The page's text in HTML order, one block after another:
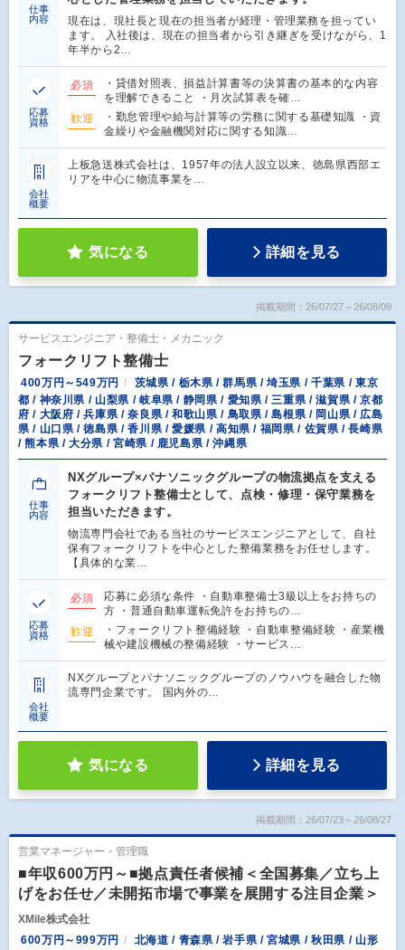
仕事
内容
現在は、現社長と現在の担当者が経理・管理業務を担ってい
ます。 入社後は、現在の担当者から引き継ぎを受けながら、1
年半から2…
応募
資格
必須
・貸借対照表、損益計算書等の決算書の基本的な内容
を理解できること ・月次試算表を確…
歓迎
・勤怠管理や給与計算等の労務に関する基礎知識 ・資
金繰りや金融機関対応に関する知識…
会社
概要
上板急送株式会社は、1957年の法人設立以来、徳島県西部エ
リアを中心に物流事業を…
気になる 詳細を見る
掲載期間：26/07/27～26/08/09
サービスエンジニア・整備士・メカニック
フォークリフト整備士
400万円～549万円
茨城県 / 栃木県 / 群馬県 / 埼玉県 / 千葉県 / 東京
都 / 神奈川県 / 山梨県 / 岐阜県 / 静岡県 / 愛知県 / 三重県 / 滋賀県 / 京都
府 / 大阪府 / 兵庫県 / 奈良県 / 和歌山県 / 鳥取県 / 島根県 / 岡山県 / 広島
県 / 山口県 / 徳島県 / 香川県 / 愛媛県 / 高知県 / 福岡県 / 佐賀県 / 長崎県
/ 熊本県 / 大分県 / 宮崎県 / 鹿児島県 / 沖縄県
仕事
内容
NXグループ×パナソニックグループの物流拠点を支える
フォークリフト整備士として、点検・修理・保守業務を
担当いただきます。
物流専門会社である当社のサービスエンジニアとして、自社
保有フォークリフトを中心とした整備業務をお任せします。
【具体的な業…
応募
資格
必須
応募に必須な条件 ・自動車整備士3級以上をお持ちの
方 ・普通自動車運転免許をお持ちの…
歓迎
・フォークリフト整備経験 ・自動車整備経験 ・産業機
械や建設機械の整備経験 ・サービス…
会社
概要
NXグループとパナソニックグループのノウハウを融合した物
流専門企業です。 国内外の…
気になる 詳細を見る
掲載期間：26/07/23～26/08/27
営業マネージャー・管理職
■年収600万円～■拠点責任者候補＜全国募集／立ち上
げをお任せ／未開拓市場で事業を展開する注目企業＞
XMile株式会社
600万円～999万円
北海道 / 青森県 / 岩手県 / 宮城県 / 秋田県 / 山形